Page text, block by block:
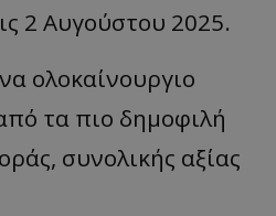
2 Αυγούστου 2025.
ολοκαίνουργιο
τα πιο δημοφιλή
συνολικής αξίας